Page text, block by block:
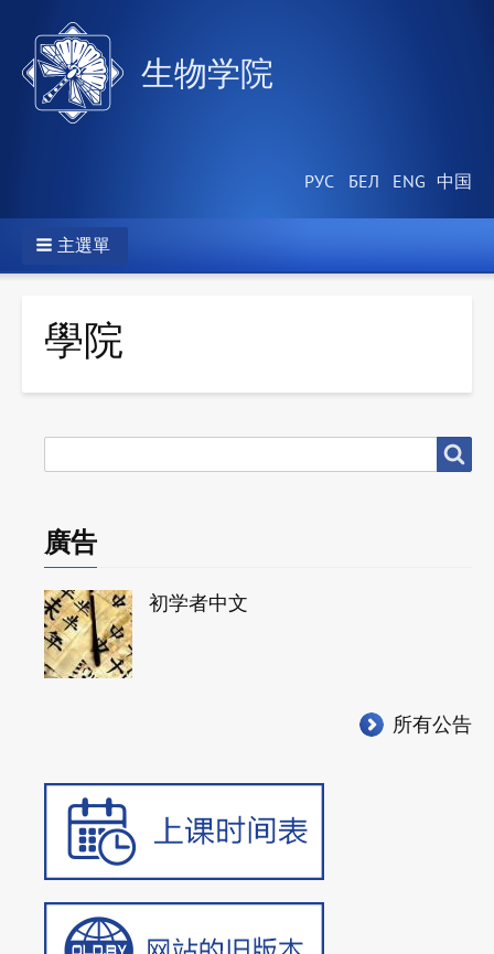
生物学院
主選單
學院
尋
廣告
初学者中文
所有公告